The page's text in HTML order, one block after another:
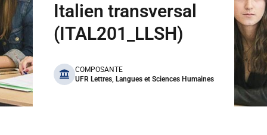
Italien transversal
(ITAL201_LLSH)
benefits
COMPOSANTE
UFR Lettres, Langues et Sciences Humaines